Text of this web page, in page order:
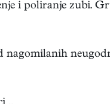
i poliranje zubi.
nagomilanih